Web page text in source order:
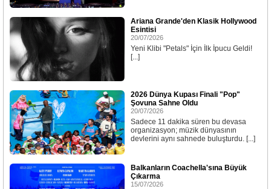
Ariana Grande'den Klasik Hollywood
Esintisi
20/07/2026
Yeni Klibi "Petals" İçin İlk İpucu Geldi!
[...]
2026 Dünya Kupası Finali "Pop"
Şovuna Sahne Oldu
20/07/2026
Sadece 11 dakika süren bu devasa
organizasyon; müzik dünyasının
devlerini aynı sahnede buluşturdu. [...]
Balkanların Coachella'sına Büyük
Çıkarma
15/07/2026